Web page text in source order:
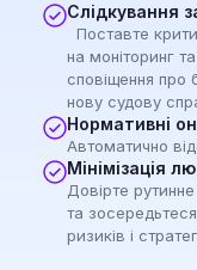
Слідкування
Поставте
на моніторинг
сповіщення про
нову судову
Нормативні
Автоматично
Мінімізація
Довірте
та зосередьтеся
ризиків і